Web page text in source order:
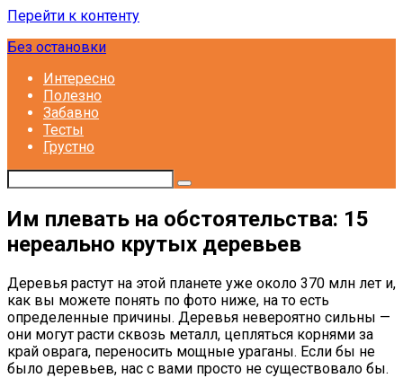
Перейти к контенту
Без остановки
Интересно
Полезно
Забавно
Тесты
Грустно
Им плевать на обстоятельства: 15
нереально крутых деревьев
Деревья растут на этой планете уже около 370 млн лет и,
как вы можете понять по фото ниже, на то есть
определенные причины. Деревья невероятно сильны —
они могут расти сквозь металл, цепляться корнями за
край оврага, переносить мощные ураганы. Если бы не
было деревьев, нас с вами просто не существовало бы.